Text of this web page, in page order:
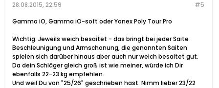
#5
28.08.2015, 22:59
Gamma iO, Gamma iO-soft oder Yonex Poly Tour Pro
Wichtig: Jeweils weich besaitet - das bringt bei jeder Saite
Beschleunigung und Armschonung, die genannten Saiten
spielen sich darüber hinaus aber auch nur weich besaitet gut.
Da dein Schläger gleich groß ist wie meiner, würde ich Dir
ebenfalls 22-23 kg empfehlen.
Und weil Du von "25/26" geschrieben hast: Nimm lieber 23/22